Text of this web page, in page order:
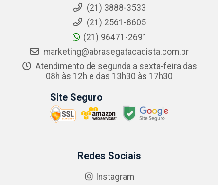
(21) 3888-3533
(21) 2561-8605
(21) 96471-2691
marketing@abrasegatacadista.com.br
Atendimento de segunda a sexta-feira das
08h às 12h e das 13h30 às 17h30
Site Seguro
Redes Sociais
Instagram